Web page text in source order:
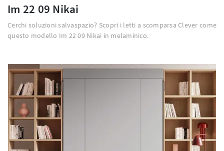
Im 22 09 Nikai
Cerchi soluzioni salvaspazio? Scopri i letti a scomparsa Clever come
questo modello Im 22 09 Nikai in melaminico.